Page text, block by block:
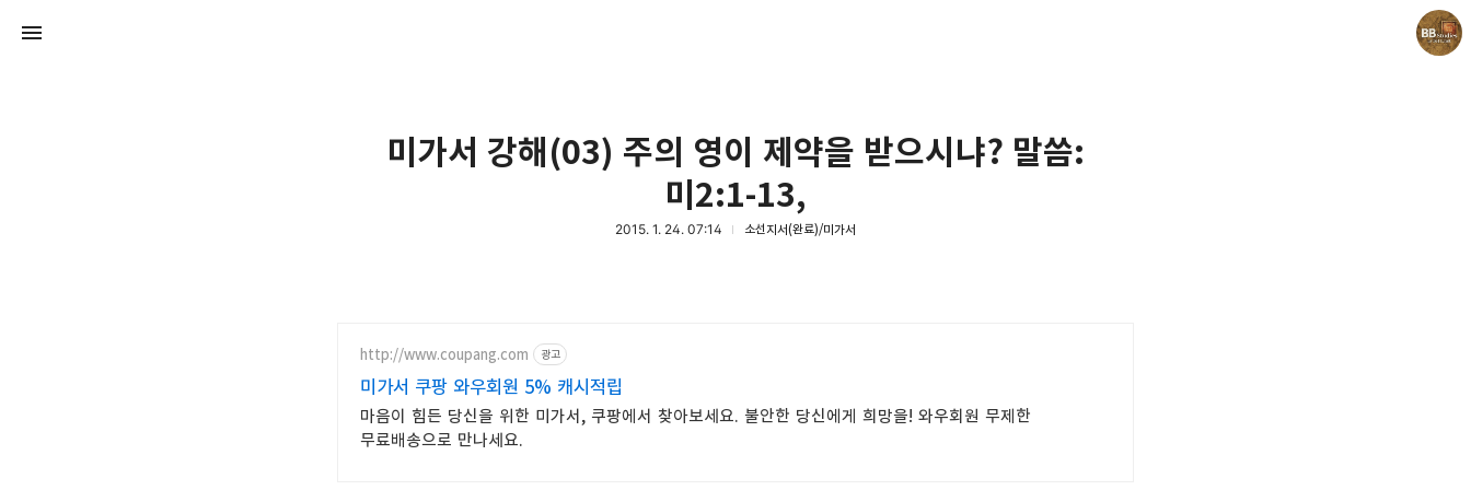
미가서 강해(03) 주의 영이 제약을 받으시냐? 말씀:
미2:1-13,
2015. 1. 24. 07:14 소선지서(완료)/미가서
http://www.coupang.com 광고
미가서 쿠팡 와우회원 5% 캐시적립
마음이 힘든 당신을 위한 미가서, 쿠팡에서 찾아보세요. 불안한 당신에게 희망을! 와우회원 무제한
무료배송으로 만나세요.